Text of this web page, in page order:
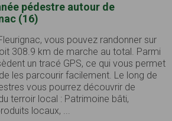
pédestre autour de
(16)
vous pouvez randonner sur
308.9 km de marche au total. Parmi
un tracé GPS, ce qui vous permet
les parcourir facilement. Le long de
vous pourrez découvrir de
terroir local : Patrimoine bâti,
locaux, ...